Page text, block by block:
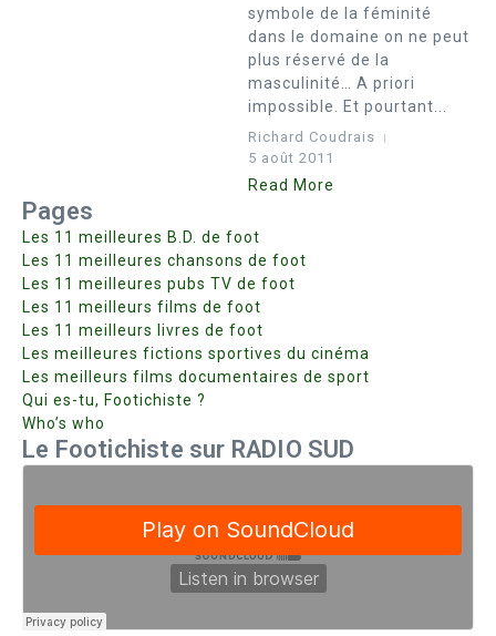
symbole de la féminité
dans le domaine on ne peut
plus réservé de la
masculinité… A priori
impossible. Et pourtant...
Richard Coudrais
5 août 2011
Read More
Pages
Les 11 meilleures B.D. de foot
Les 11 meilleures chansons de foot
Les 11 meilleures pubs TV de foot
Les 11 meilleurs films de foot
Les 11 meilleurs livres de foot
Les meilleures fictions sportives du cinéma
Les meilleurs films documentaires de sport
Qui es-tu, Footichiste ?
Who’s who
Le Footichiste sur RADIO SUD